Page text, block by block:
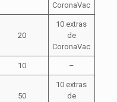
CoronaVac
20
10 extras
de
CoronaVac
10 –
50
10 extras
de